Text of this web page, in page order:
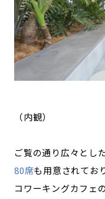
（内観）
ご覧の通り広々とし
80席も用意されてお
コワーキングカフェ